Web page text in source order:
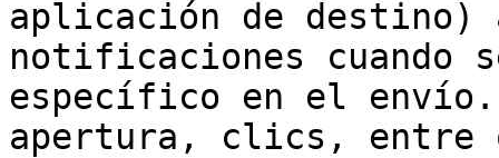
aplicación de
notificaciones cuando
específico en el
apertura, clics, entre